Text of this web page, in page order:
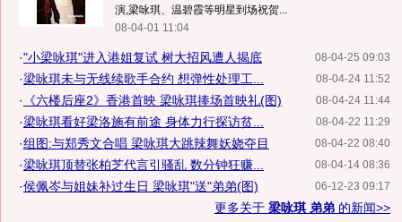
演,梁咏琪、温碧霞等明星到场祝贺...
08-04-01 11:04
08-04-25 09:03
·"小梁咏琪"进入港姐复试 树大招风遭人揭底
08-04-24 11:52
·梁咏琪未与无线续歌手合约 想弹性处理工...
08-04-24 11:44
· 《六楼后座2》香港首映 梁咏琪捧场首映礼(图)
08-04-22 11:29
·梁咏琪看好梁洛施有前途 身体力行探访贫...
08-04-22 08:40
·组图:与郑秀文合唱 梁咏琪大跳辣舞妖娆夺目
08-04-14 08:36
·梁咏琪顶替张柏芝代言引骚乱 数分钟狂赚...
06-12-23 09:17
·侯佩岑与姐妹补过生日 梁咏琪"送"弟弟(图)
更多关于 梁咏琪 弟弟 的新闻>>